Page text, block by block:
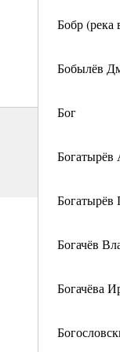
Бобр
Бобылёв
Бог
Богатырёв
Богатырёв
Богачёв
Богачёва